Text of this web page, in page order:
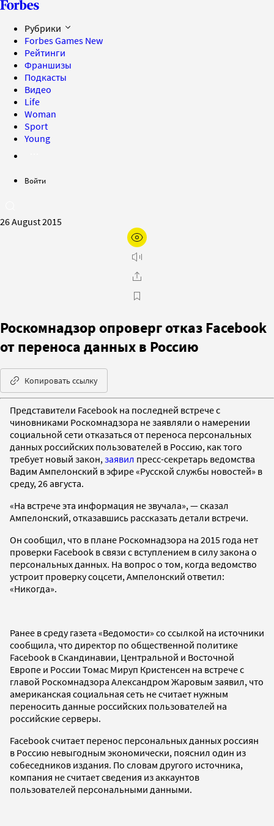
Рубрики
Forbes Games New
Рейтинги
Франшизы
Подкасты
Видео
Life
Woman
Sport
Young
Войти
26 August 2015
Роскомнадзор опроверг отказ Facebook
от переноса данных в Россию
Копировать ссылку
Представители Facebook на последней встрече с
чиновниками Роскомнадзора не заявляли о намерении
социальной сети отказаться от переноса персональных
данных российских пользователей в Россию, как того
требует новый закон, заявил пресс-секретарь ведомства
Вадим Ампелонский в эфире «Русской службы новостей» в
среду, 26 августа.
«На встрече эта информация не звучала», — сказал
Ампелонский, отказавшись рассказать детали встречи.
Он сообщил, что в плане Роскомнадзора на 2015 года нет
проверки Facebook в связи с вступлением в силу закона о
персональных данных. На вопрос о том, когда ведомство
устроит проверку соцсети, Ампелонский ответил:
«Никогда».
Ранее в среду газета «Ведомости» со ссылкой на источники
сообщила, что директор по общественной политике
Facebook в Скандинавии, Центральной и Восточной
Европе и России Томас Мируп Кристенсен на встрече с
главой Роскомнадзора Александром Жаровым заявил, что
американская социальная сеть не считает нужным
переносить данные российских пользователей на
российские серверы.
Facebook считает перенос персональных данных россиян
в Россию невыгодным экономически, пояснил один из
собеседников издания. По словам другого источника,
компания не считает сведения из аккаунтов
пользователей персональными данными.